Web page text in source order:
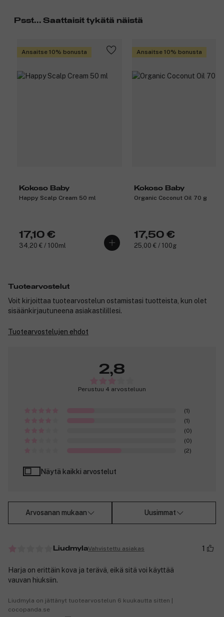
Psst... Saattaisit tykätä näistä
Ansaitse 10% bonusta
Kokoso Baby
Happy Scalp Cream 50 ml
17,10 €
34,20 € / 100ml
Ansaitse 10% bonusta
Kokoso Baby
Organic Coconut Oil 70 g
17,50 €
25,00 € / 100g
Tuotearvostelut
Voit kirjoittaa tuotearvostelun ostamistasi tuotteista, kun olet
sisäänkirjautuneena asiakastilillesi.
Tuotearvostelujen ehdot
2,8
Perustuu 4 arvosteluun
(1)
(1)
(0)
(0)
(2)
Näytä kaikki arvostelut
Arvosanan mukaan Uusimmat
LiudmylaVahvistettu asiakas 1
Harja on erittäin kova ja terävä, eikä sitä voi käyttää
vauvan hiuksiin.
Liudmyla on jättänyt tuotearvostelun 6 kuukautta sitten |
cocopanda.se